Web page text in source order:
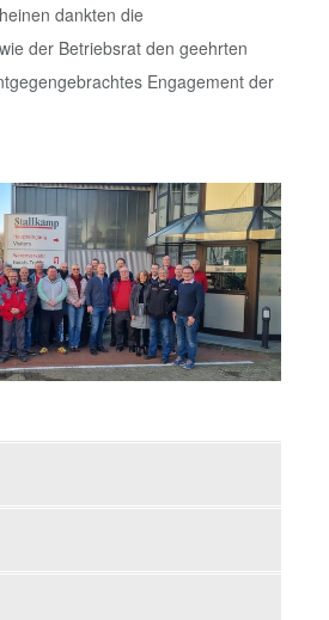
dankten die
der Betriebsrat den geehrten
Engagement der